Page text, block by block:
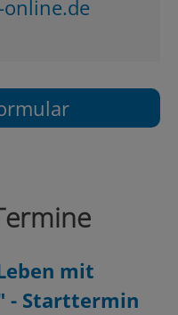
online.de
mit
- Starttermin